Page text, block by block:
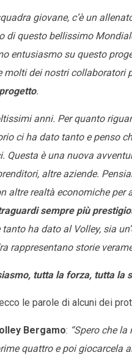
giovane, c’è un
di questo bellissimo
entusiasmo su questo
molti dei nostri collaboratori
.
anni. Per quanto
ci ha dato tanto e penso
è una nuova
altre aziende.
altre realtà economiche per
sempre più
ha dato al Volley, sia
rappresentano storie
tutta la forza, tutta la
le parole di alcuni dei
Bergamo: “Spero che
quattro e poi giocarcela